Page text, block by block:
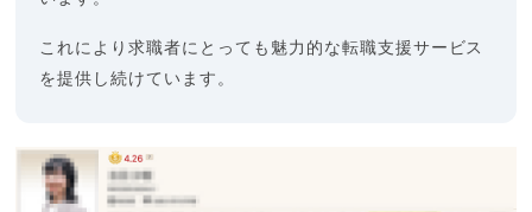
これにより求職者にとっても魅力的な転職支援サービス
を提供し続けています。